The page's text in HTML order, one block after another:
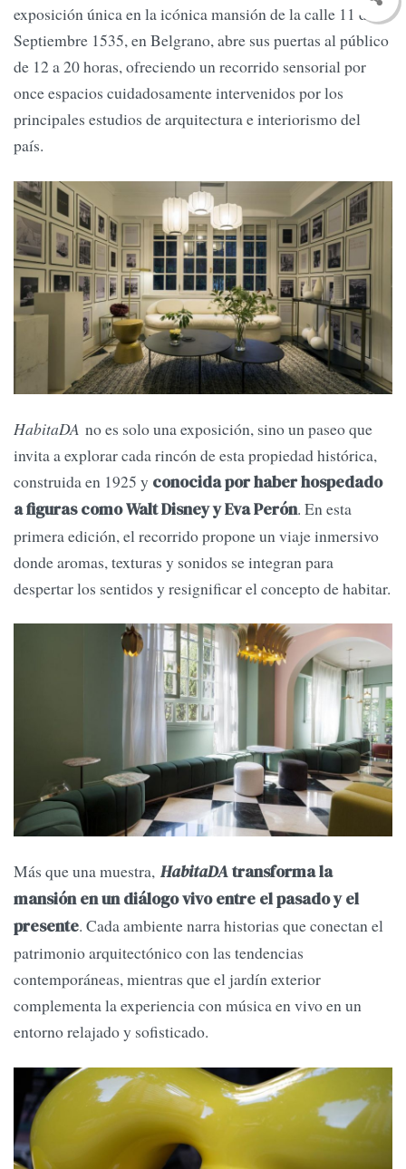
exposición única en la icónica mansión de la calle 11 de
Septiembre 1535, en Belgrano, abre sus puertas al público
de 12 a 20 horas, ofreciendo un recorrido sensorial por
once espacios cuidadosamente intervenidos por los
principales estudios de arquitectura e interiorismo del
país.
HabitaDA no es solo una exposición, sino un paseo que
invita a explorar cada rincón de esta propiedad histórica,
construida en 1925 y conocida por haber hospedado
a figuras como Walt Disney y Eva Perón. En esta
primera edición, el recorrido propone un viaje inmersivo
donde aromas, texturas y sonidos se integran para
despertar los sentidos y resignificar el concepto de habitar.
Más que una muestra, HabitaDAtransforma la
mansión en un diálogo vivo entre el pasado y el
presente. Cada ambiente narra historias que conectan el
patrimonio arquitectónico con las tendencias
contemporáneas, mientras que el jardín exterior
complementa la experiencia con música en vivo en un
entorno relajado y sofisticado.